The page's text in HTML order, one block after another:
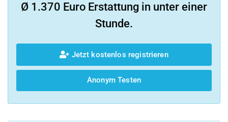
Ø 1.370 Euro Erstattung in unter einer
Stunde.
Jetzt kostenlos registrieren
Anonym Testen